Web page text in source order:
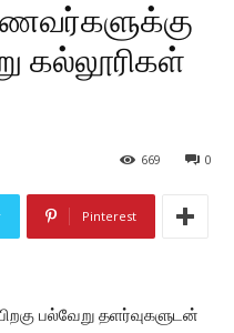
கல்லூரிகள்
0
669
Pinterest
பல்வேறு தளர்வுகளுடன்